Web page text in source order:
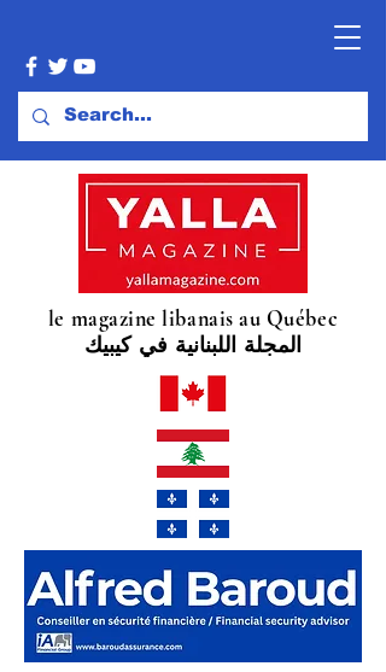
le magazine libanais au Québec
المجلة اللبنانية في كيبيك